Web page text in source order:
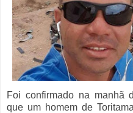
Foi confirmado na manhã
que um homem de